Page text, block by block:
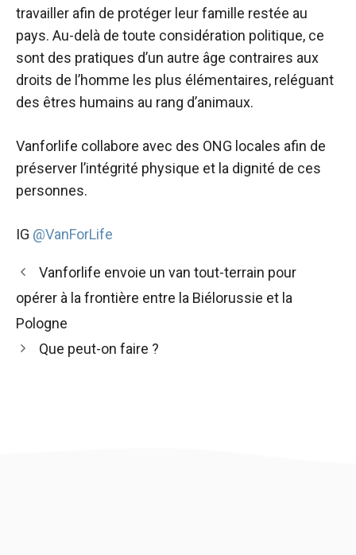
travailler afin de protéger leur famille restée au
pays. Au-delà de toute considération politique, ce
sont des pratiques d’un autre âge contraires aux
droits de l’homme les plus élémentaires, reléguant
des êtres humains au rang d’animaux.
Vanforlife collabore avec des ONG locales afin de
préserver l’intégrité physique et la dignité de ces
personnes.
IG @VanForLife
Vanforlife envoie un van tout-terrain pour
opérer à la frontière entre la Biélorussie et la
Pologne
Que peut-on faire ?